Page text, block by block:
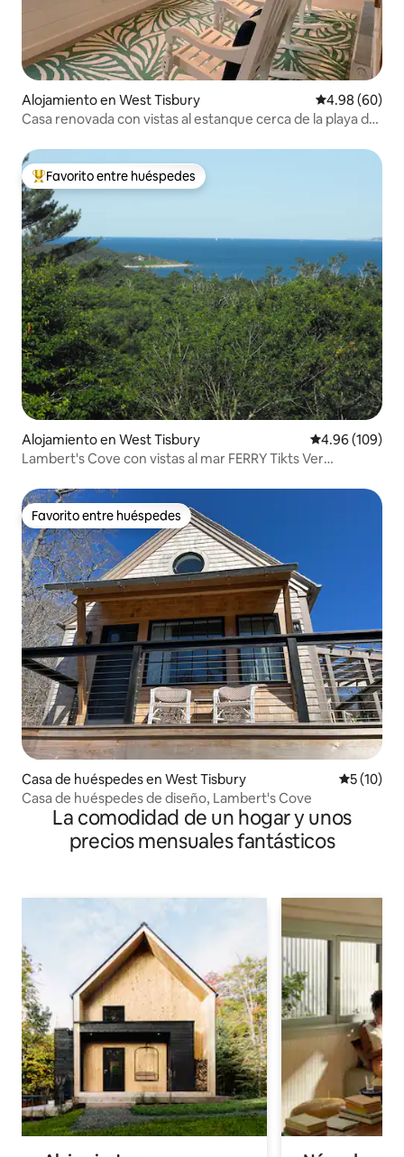
Alojamiento en West Tisbury Calificación
4.98 (60)
Casa renovada con vistas al estanque cerca de la playa de
Favorito entre huéspedes preferido
Favorito entre huéspedes
Alojamiento en West Tisbury Calificación
4.96 (109)
Lambert's Cove con vistas al mar FERRY Tikts Ver
Favorito entre huéspedes
Favorito entre huéspedes
Casa de huéspedes en West Tisbury
5 (10)
Casa de huéspedes de diseño, Lambert's Cove
La comodidad de un hogar y unos
precios mensuales fantásticos